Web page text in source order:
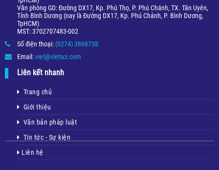
Văn phòng GD: Đường DX17, Kp. Phú Thọ, P. Phú Chánh, TX. Tân Uyên,
Tỉnh Bình Dương (nay là Đường DX17, Kp. Phú Chánh, P. Bình Dương,
TpHCM)
MST: 3702707483-002
Số điện thoại: (0274) 3868738
Email:viet@vietsci.com
Liên kết nhanh
Trang chủ
Giới thiệu
Văn bản pháp luật
Tin tức - Sự kiện
Liên hệ